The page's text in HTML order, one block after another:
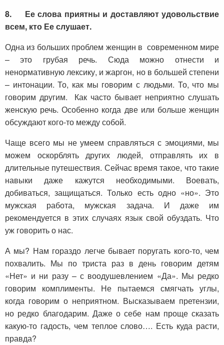
8. Ее слова приятны и доставляют удовольствие
всем, кто Ее слушает.
Одна из больших проблем женщин в современном мире
– это грубая речь. Сюда можно отнести и
ненормативную лексику, и жаргон, но в большей степени
– интонации. То, как мы говорим с людьми. То, что мы
говорим другим. Как часто бывает неприятно слушать
женскую речь. Особенно когда две или больше женщин
обсуждают кого-то между собой.
Чаще всего мы не умеем справляться с эмоциями, мы
можем оскорблять других людей, отправлять их в
длительные путешествия. Сейчас время такое, что такие
навыки даже кажутся необходимыми. Воевать,
добиваться, защищаться. Только есть одно «но». Это
мужская работа, мужская задача. И даже им
рекомендуется в этих случаях язык свой обуздать. Что
уж говорить о нас.
А мы? Нам гораздо легче бывает поругать кого-то, чем
похвалить. Мы по триста раз в день говорим детям
«Нет» и ни разу – с воодушевлением «Да». Мы редко
говорим комплименты. Не пытаемся смягчать углы,
когда говорим о неприятном. Высказываем претензии,
но редко благодарим. Даже о себе нам проще сказать
какую-то гадость, чем теплое слово…. Есть куда расти,
правда?